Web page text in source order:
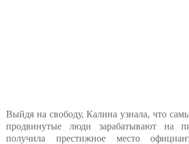
Выйдя на свободу, Калина узнала, что
продвинутые люди зарабатывают на
получила престижное место